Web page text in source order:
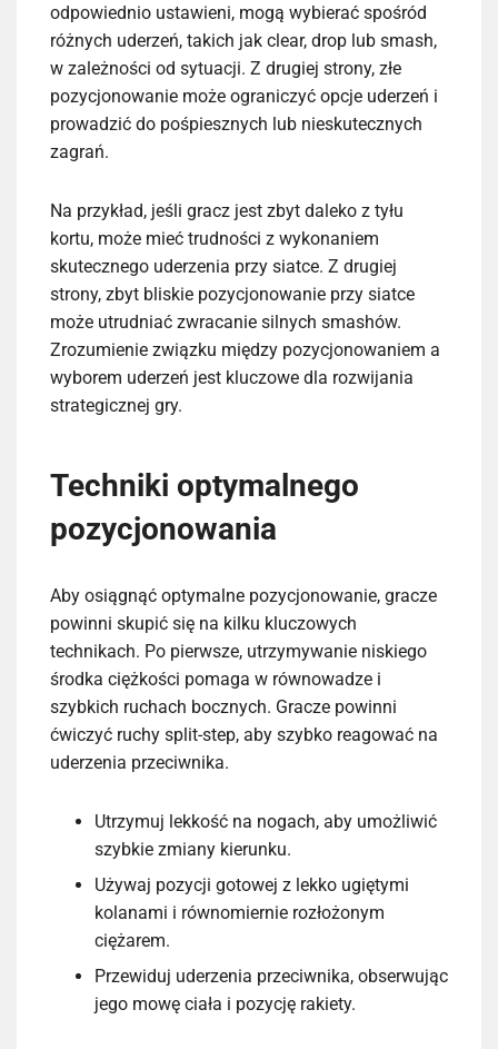
odpowiednio ustawieni, mogą wybierać spośród
różnych uderzeń, takich jak clear, drop lub smash,
w zależności od sytuacji. Z drugiej strony, złe
pozycjonowanie może ograniczyć opcje uderzeń i
prowadzić do pośpiesznych lub nieskutecznych
zagrań.
Na przykład, jeśli gracz jest zbyt daleko z tyłu
kortu, może mieć trudności z wykonaniem
skutecznego uderzenia przy siatce. Z drugiej
strony, zbyt bliskie pozycjonowanie przy siatce
może utrudniać zwracanie silnych smashów.
Zrozumienie związku między pozycjonowaniem a
wyborem uderzeń jest kluczowe dla rozwijania
strategicznej gry.
Techniki optymalnego
pozycjonowania
Aby osiągnąć optymalne pozycjonowanie, gracze
powinni skupić się na kilku kluczowych
technikach. Po pierwsze, utrzymywanie niskiego
środka ciężkości pomaga w równowadze i
szybkich ruchach bocznych. Gracze powinni
ćwiczyć ruchy split-step, aby szybko reagować na
uderzenia przeciwnika.
Utrzymuj lekkość na nogach, aby umożliwić
szybkie zmiany kierunku.
Używaj pozycji gotowej z lekko ugiętymi
kolanami i równomiernie rozłożonym
ciężarem.
Przewiduj uderzenia przeciwnika, obserwując
jego mowę ciała i pozycję rakiety.